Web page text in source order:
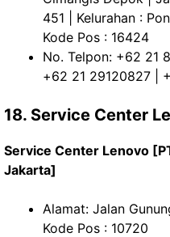
451 | Kelurahan :
Kode Pos : 16424
No. Telpon: +62 21
+62 21 29120827 |
18. Service Center
Service Center Lenovo
Jakarta]
Alamat: Jalan
Kode Pos : 10720